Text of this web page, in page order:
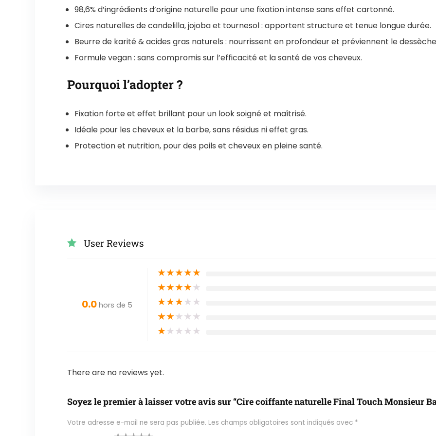
98,6% d’ingrédients d’origine naturelle pour une fixation intense sans effet cartonné.
Cires naturelles de candelilla, jojoba et tournesol : apportent structure et tenue longue durée.
Beurre de karité & acides gras naturels : nourrissent en profondeur et préviennent le
Formule vegan : sans compromis sur l’efficacité et la santé de vos cheveux.
Pourquoi l’adopter ?
Fixation forte et effet brillant pour un look soigné et maîtrisé.
Idéale pour les cheveux et la barbe, sans résidus ni effet gras.
Protection et nutrition, pour des poils et cheveux en pleine santé.
User Reviews
0.0 hors de 5
★★★★★
★★★★★
★★★★★
★★★★★
★★★★★
There are no reviews yet.
Soyez le premier à laisser votre avis sur “Cire coiffante naturelle Final Touch Monsieur
Votre adresse e-mail ne sera pas publiée. Les champs obligatoires sont indiqués avec *